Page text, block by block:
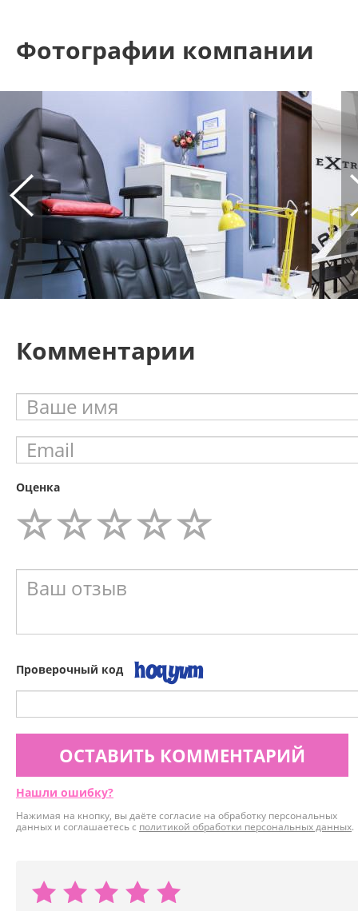
Фотографии компании
Комментарии
Оценка
Проверочный код
ОСТАВИТЬ КОММЕНТАРИЙ
Нашли ошибку?
Нажимая на кнопку, вы даёте согласие на обработку персональных
данных и соглашаетесь с политикой обработки персональных данных.